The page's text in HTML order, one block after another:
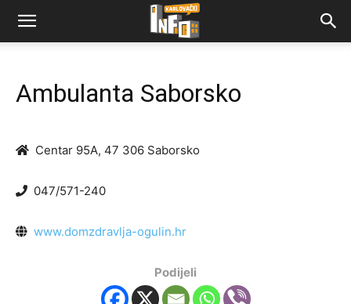
Ambulanta Saborsko
Centar 95A, 47 306 Saborsko
047/571-240
www.domzdravlja-ogulin.hr
Podijeli